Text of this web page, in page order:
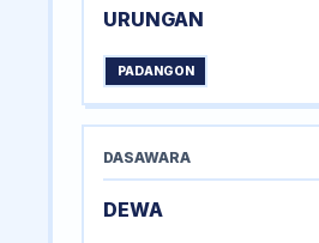
URUNGAN
PADANGON
DASAWARA
DEWA